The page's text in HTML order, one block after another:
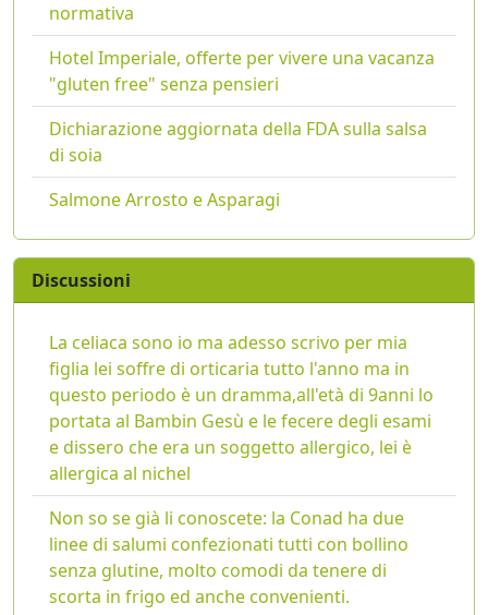
normativa
Hotel Imperiale, offerte per vivere una vacanza
"gluten free" senza pensieri
Dichiarazione aggiornata della FDA sulla salsa
di soia
Salmone Arrosto e Asparagi
Discussioni
La celiaca sono io ma adesso scrivo per mia
figlia lei soffre di orticaria tutto l'anno ma in
questo periodo è un dramma,all'età di 9anni lo
portata al Bambin Gesù e le fecere degli esami
e dissero che era un soggetto allergico, lei è
allergica al nichel
Non so se già li conoscete: la Conad ha due
linee di salumi confezionati tutti con bollino
senza glutine, molto comodi da tenere di
scorta in frigo ed anche convenienti.